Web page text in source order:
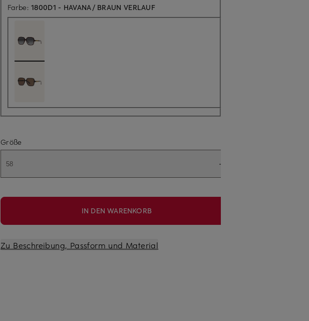
Farbe:1800D1 - HAVANA/ BRAUN VERLAUF
Größe
58
IN DEN WARENKORB
Zu Beschreibung, Passform und Material